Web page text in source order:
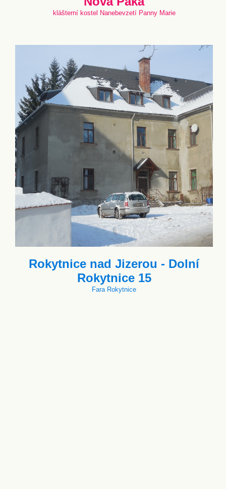
klášterní kostel Nanebevzetí Panny Marie
Rokytnice nad Jizerou - Dolní
Rokytnice 15
Fara Rokytnice